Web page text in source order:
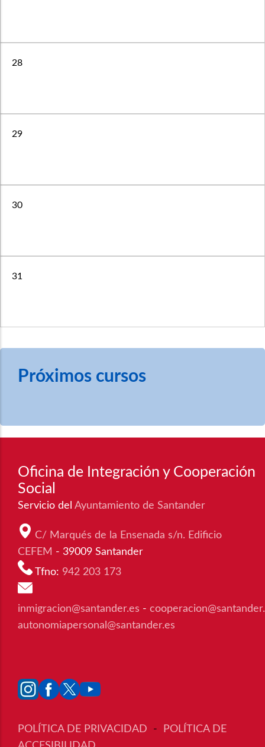
28
29
30
31
Próximos cursos
Oficina de Integración y Cooperación
Social
Servicio del Ayuntamiento de Santander
C/ Marqués de la Ensenada s/n. Edificio
CEFEM - 39009 Santander
Tfno: 942 203 173
inmigracion@santander.es -
autonomiapersonal@santander.es
POLÍTICA DE PRIVACIDAD -
POLÍTICA DE